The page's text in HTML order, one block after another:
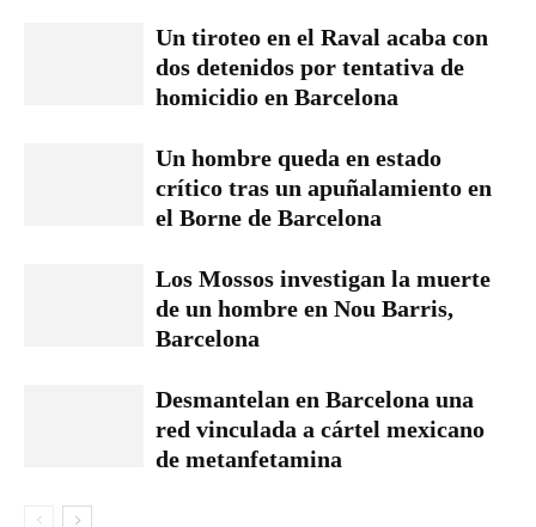
Un tiroteo en el Raval acaba con
dos detenidos por tentativa de
homicidio en Barcelona
Un hombre queda en estado
crítico tras un apuñalamiento en
el Borne de Barcelona
Los Mossos investigan la muerte
de un hombre en Nou Barris,
Barcelona
Desmantelan en Barcelona una
red vinculada a cártel mexicano
de metanfetamina